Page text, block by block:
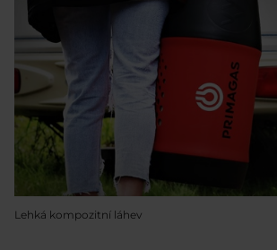
Lehká kompozitní láhev